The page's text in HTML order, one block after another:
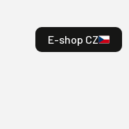
E-shop CZ